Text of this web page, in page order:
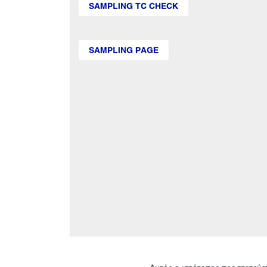
SAMPLING TC CHECK
SAMPLING PAGE